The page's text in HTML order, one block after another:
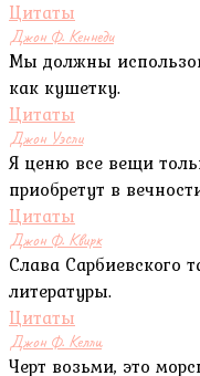
Цитаты
Джон Ф. Кеннеди
Мы должны
как кушетку.
Цитаты
Джон Уэсли
Я ценю все вещи
приобретут в
Цитаты
Джон Ф. Квирк
Слава Сарбиевского
литературы.
Цитаты
Джон Ф. Келли
Черт возьми, это